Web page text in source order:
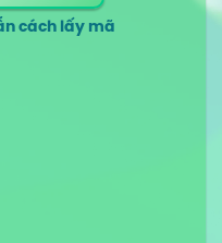
cách lấy mã